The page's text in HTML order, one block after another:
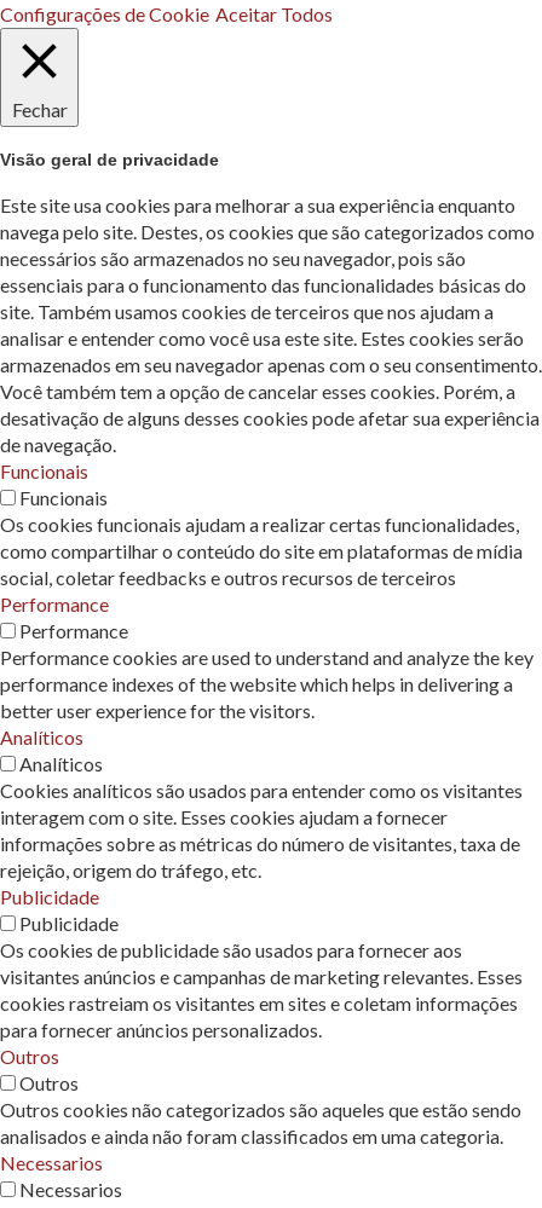
Configurações de Cookie Aceitar Todos
Fechar
Visão geral de privacidade
Este site usa cookies para melhorar a sua experiência enquanto
navega pelo site. Destes, os cookies que são categorizados como
necessários são armazenados no seu navegador, pois são
essenciais para o funcionamento das funcionalidades básicas do
site. Também usamos cookies de terceiros que nos ajudam a
analisar e entender como você usa este site. Estes cookies serão
armazenados em seu navegador apenas com o seu consentimento.
Você também tem a opção de cancelar esses cookies. Porém, a
desativação de alguns desses cookies pode afetar sua experiência
de navegação.
Funcionais
Funcionais
Os cookies funcionais ajudam a realizar certas funcionalidades,
como compartilhar o conteúdo do site em plataformas de mídia
social, coletar feedbacks e outros recursos de terceiros
Performance
Performance
Performance cookies are used to understand and analyze the key
performance indexes of the website which helps in delivering a
better user experience for the visitors.
Analíticos
Analíticos
Cookies analíticos são usados ​​para entender como os visitantes
interagem com o site. Esses cookies ajudam a fornecer
informações sobre as métricas do número de visitantes, taxa de
rejeição, origem do tráfego, etc.
Publicidade
Publicidade
Os cookies de publicidade são usados ​​para fornecer aos
visitantes anúncios e campanhas de marketing relevantes. Esses
cookies rastreiam os visitantes em sites e coletam informações
para fornecer anúncios personalizados.
Outros
Outros
Outros cookies não categorizados são aqueles que estão sendo
analisados ​​e ainda não foram classificados em uma categoria.
Necessarios
Necessarios